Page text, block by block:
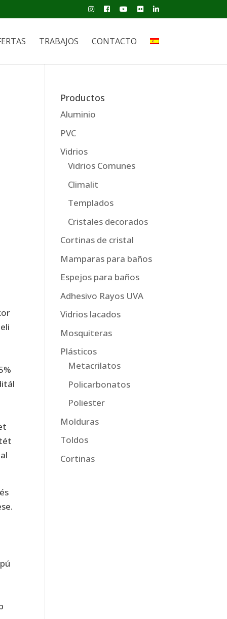
TRABAJOS CONTACTO
Productos
Aluminio
PVC
Vidrios
Vidrios Comunes
Climalit
Templados
Cristales decorados
Cortinas de cristal
Mamparas para baños
Espejos para baños
Adhesivo Rayos UVA
Vidrios lacados
Mosquiteras
Plásticos
Metacrilatos
Policarbonatos
Poliester
Molduras
Toldos
Cortinas